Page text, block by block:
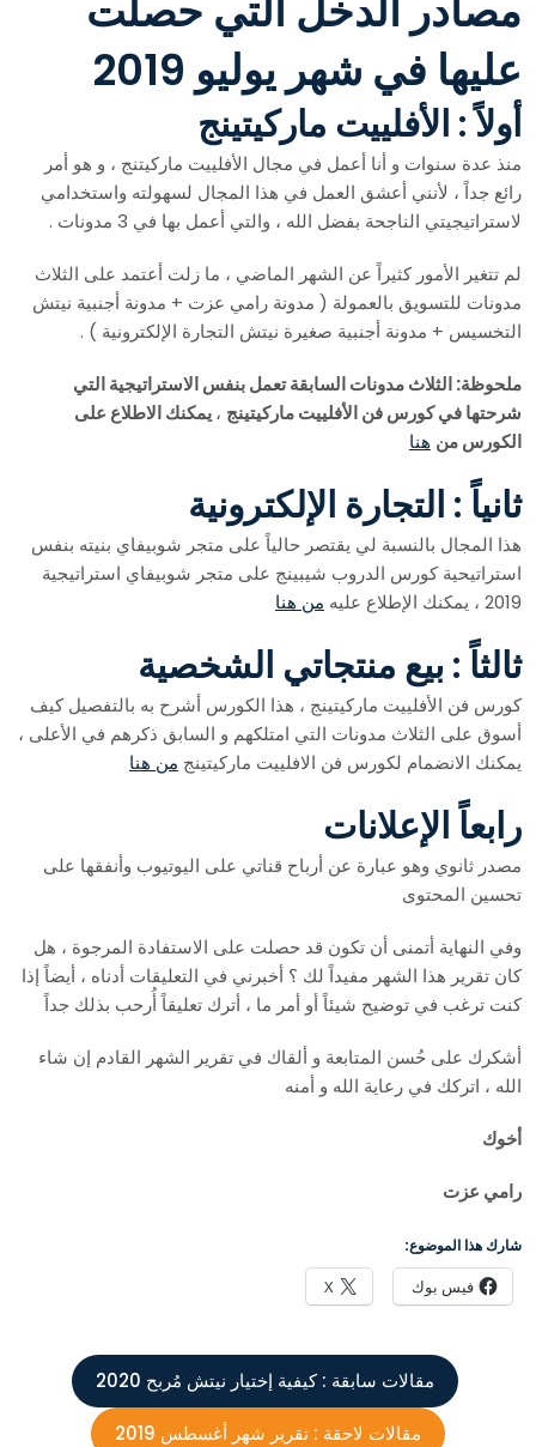
عليها في شهر يوليو 2019
أولاً : الأفلييت ماركيتينج
منذ عدة سنوات و أنا أعمل في مجال الأفلييت ماركيتنج ، و هو أمر
رائع جداً ، لأنني أعشق العمل في هذا المجال لسهولته واستخدامي
لاستراتيجيتي الناجحة بفضل الله ، والتي أعمل بها في 3 مدونات .
لم تتغير الأمور كثيراً عن الشهر الماضي ، ما زلت أعتمد على الثلاث
مدونات للتسويق بالعمولة ( مدونة رامي عزت + مدونة أجنبية نيتش
التخسيس + مدونة أجنبية صغيرة نيتش التجارة الإلكترونية ) .
ملحوظة:الثلاث مدونات السابقة تعمل بنفس الاستراتيجية التي
شرحتها في كورس فن الأفلييت ماركيتينج ،يمكنك الاطلاع على
الكورس من هنا
ثانياً : التجارة الإلكترونية
هذا المجال بالنسبة لي يقتصر حالياً على متجر شوبيفاي بنيته بنفس
استراتيحية كورس الدروب شيبينج على متجر شوبيفاي استراتيجية
2019 ، يمكنك الإطلاع عليه
من هنا
ثالثاً : بيع منتجاتي الشخصية
كورس فن الأفلييت ماركيتينج ، هذا الكورس أشرح به بالتفصيل كيف
أسوق على الثلاث مدونات التي امتلكهم و السابق ذكرهم في الأعلى ،
يمكنك الانضمام لكورس فن الافلييت ماركيتينج من هنا
رابعاً الإعلانات
مصدر ثانوي وهو عبارة عن أرباح قناتي على اليوتيوب وأنفقها على
تحسين المحتوى
وفي النهاية أتمنى أن تكون قد حصلت على الاستفادة المرجوة ، هل
كان تقرير هذا الشهر مفيداً لك ؟ أخبرني في التعليقات أدناه ، أيضاً إذا
كنت ترغب في توضيح شيئاً أو أمر ما ، أترك تعليقاً أُرحب بذلك جداً
أشكرك على حُسن المتابعة و ألقاك في تقرير الشهر القادم إن شاء
الله ، اتركك في رعاية الله و أمنه
أخوك
رامي عزت
شارك هذا الموضوع:
فيس بوك X
مقالات سابقة : كيفية إختيار نيتش مُربح 2020
مقالات لاحقة : تقرير شهر أغسطس 2019